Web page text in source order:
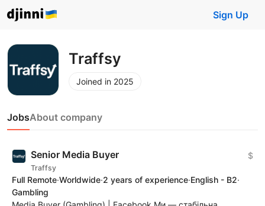
Sign Up
Traffsy
Joined in 2025
JobsAbout company
Senior Media Buyer
Traffsy
$
Full Remote·Worldwide·2 years of experience·English - B2·
Gambling